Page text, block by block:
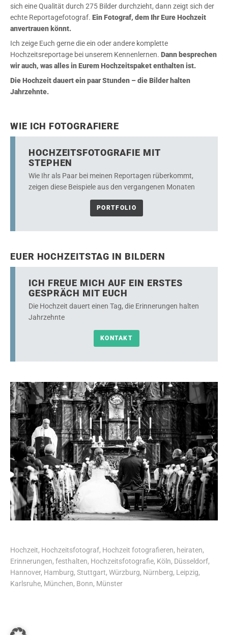
sich eine Qualität durch 275 Bilder durchzieht, dann zeigt sich der
echte Reportagefotograf. Ein Fotograf, dem Ihr Eure Hochzeit
anvertrauen könnt.
Ich zeige Euch gerne die ein oder andere komplette
Hochzeitsreportage bei unserem Kennenlernen. Dann besprechen
wir auch, was alles in Eurem Hochzeitspaket enthalten ist.
Die Hochzeit dauert ein paar Stunden – die Bilder halten
Jahrzehnte.
WIE ICH FOTOGRAFIERE
HOCHZEITSFOTOGRAFIE MIT
STEPHEN
Wie Ihr als Paar bei meinen Reportagen rüberkommt,
zeigen diese Beispiele aus den vergangenen Monaten
PORTFOLIO
EUER HOCHZEITSTAG IN BILDERN
ICH FREUE MICH AUF EIN ERSTES
GESPRÄCH MIT EUCH
Die Hochzeit dauert einen Tag, die Erinnerungen halten
Jahrzehnte
KONTAKT
Hochzeit, Hochzeitsfotograf, Hochzeit fotografieren, heiraten,
Erinnerungen, festhalten, Hochzeitsfotografie, Köln, Düsseldorf,
Hannover, Hamburg, Stuttgart, Würzburg, Nürnberg, Leipzig,
Karlsruhe, München, Bonn, Münster